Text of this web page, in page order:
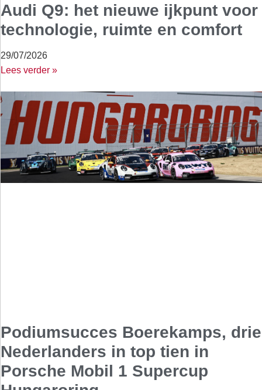
Audi Q9: het nieuwe ijkpunt voor
technologie, ruimte en comfort
29/07/2026
Lees verder »
Podiumsucces Boerekamps, drie
Nederlanders in top tien in
Porsche Mobil 1 Supercup